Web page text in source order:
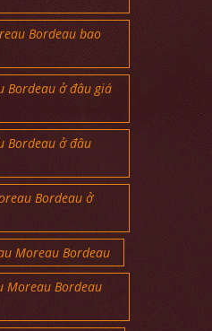
Bordeau bao
Bordeau ở đâu giá
Bordeau ở đâu
Bordeau ở
Moreau Bordeau
Moreau Bordeau